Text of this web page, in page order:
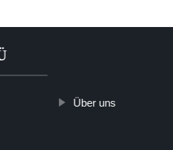
Über uns